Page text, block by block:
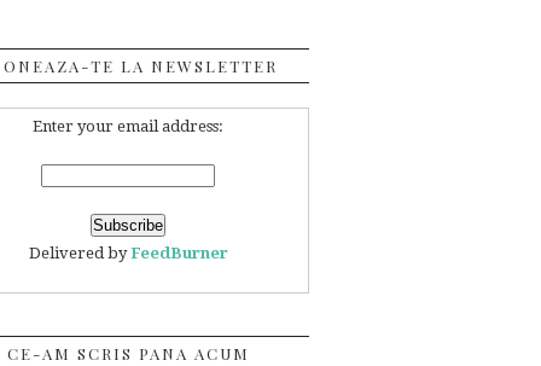
TE LA NEWSLETTER
Enter your email address:
Delivered byFeedBurner
CE-AM SCRIS PANA ACUM